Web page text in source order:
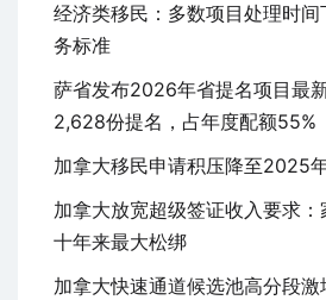
经济类移民：多数项目处理时
务标准
萨省发布2026年省提名项目最
2,628份提名，占年度配额55%
加拿大移民申请积压降至2025
加拿大放宽超级签证收入要求
十年来最大松绑
加拿大快速通道候选池高分段